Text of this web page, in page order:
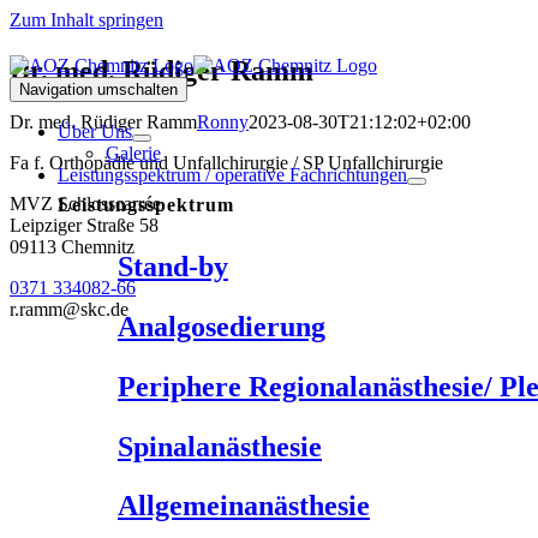
Zum Inhalt springen
Navigation umschalten
Über Uns
Galerie
Leistungsspektrum / operative Fachrichtungen
Leistungsspektrum
Stand-by
Analgosedierung
Periphere Regionalanästhesie/
Spinalanästhesie
Allgemeinanästhesie
Dr. med. Rüdiger Ramm
Dr. med. Rüdiger RammRonny2023-08-30T21:12:02+02:00
Fa f. Orthopädie und Unfallchirurgie / SP Unfallchirurgie
MVZ Schlosscarrée
Leipziger Straße 58
09113 Chemnitz
0371 334082-66
r.ramm@skc.de